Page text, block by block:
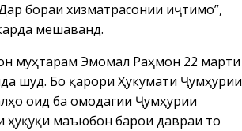
бораи хизматрасонии иҷтимоӣ”,
мешаванд.
муҳтарам Эмомалӣ Раҳмон 22 марти
шуд. Бо қарори Ҳукумати Ҷумҳурии
оид ба омодагии Ҷумҳурии
ҳуқуқи маъюбон барои давраи то